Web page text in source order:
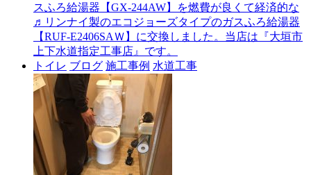
スふろ給湯器【GX-244AW】を燃費が良くて経済的な
♬リンナイ製のエコジョーズタイプのガスふろ給湯器
【RUF-E2406SAＷ】に交換しました。当店は『大垣市
上下水道指定工事店』です。
トイレ ブログ 施工事例 水道工事